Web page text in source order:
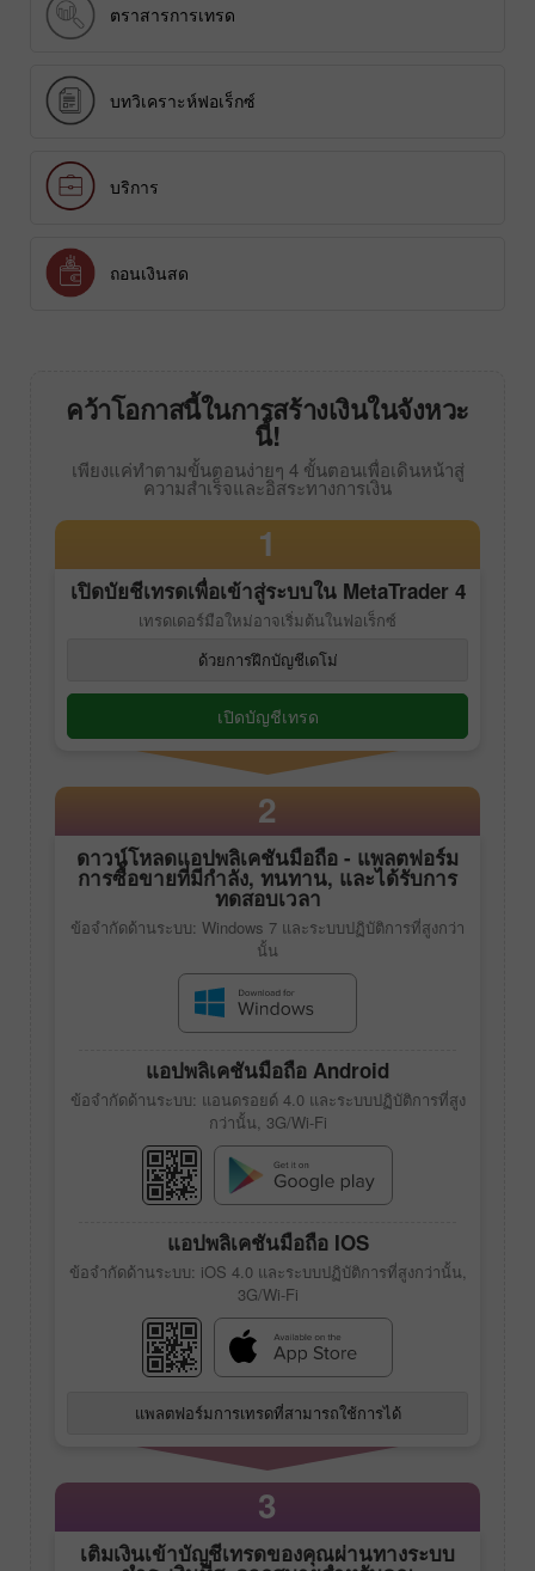
ตราสารการเทรด
บทวิเคราะห์ฟอเร็กซ์
บริการ
ถอนเงินสด
คว้าโอกาสนี้ในการสร้างเงินในจังหวะ
นี้!
เพียงแค่ทำตามขั้นตอนง่ายๆ 4 ขั้นตอนเพื่อเดินหน้าสู่
ความสำเร็จและอิสระทางการเงิน
1
เปิดบัยชีเทรดเพื่อเข้าสู่ระบบใน MetaTrader 4
เทรดเดอร์มือใหม่อาจเริ่มต้นในฟอเร็กซ์
ด้วยการฝึกบัญชีเดโม่
เปิดบัญชีเทรด
2
ดาวน์โหลดแอปพลิเคชันมือถือ - แพลตฟอร์ม
การซื้อขายที่มีกำลัง, ทนทาน, และได้รับการ
ทดสอบเวลา
ข้อจำกัดด้านระบบ: Windows 7 และระบบปฏิบัติการที่สูงกว่า
นั้น
แอปพลิเคชันมือถือ Android
ข้อจำกัดด้านระบบ: แอนดรอยด์ 4.0 และระบบปฏิบัติการที่สูง
กว่านั้น, 3G/Wi-Fi
แอปพลิเคชันมือถือ IOS
ข้อจำกัดด้านระบบ: iOS 4.0 และระบบปฏิบัติการที่สูงกว่านั้น,
3G/Wi-Fi
แพลตฟอร์มการเทรดที่สามารถใช้การได้
3
เติมเงินเข้าบัญชีเทรดของคุณผ่านทางระบบ